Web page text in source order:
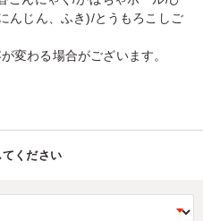
んじん、ふき)/とうもろこしご
変わる場合がございます。
ください